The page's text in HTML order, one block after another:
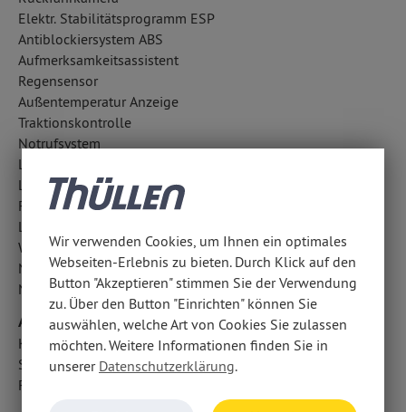
Elektr. Stabilitätsprogramm ESP
Antiblockiersystem ABS
Aufmerksamkeitsassistent
Regensensor
Außentemperatur Anzeige
Traktionskontrolle
Notrufsystem
LED-Tagfahrlicht
Lichtsensor
Fahrlichtautomatik
LED-Scheinwerfer
Wegfahrsperre
Notbremsassistent
Nebelscheinwerfer
Airbags
Kopfairbag vorn und hinten
Seitenairbag vorn
Fahrer- /Beifahrerairbag
Wir verwenden Cookies, um Ihnen ein optimales
Webseiten-Erlebnis zu bieten. Durch Klick auf den
Button "Akzeptieren" stimmen Sie der Verwendung
zu. Über den Button "Einrichten" können Sie
auswählen, welche Art von Cookies Sie zulassen
möchten. Weitere Informationen finden Sie in
unserer Datenschutzerklärung.